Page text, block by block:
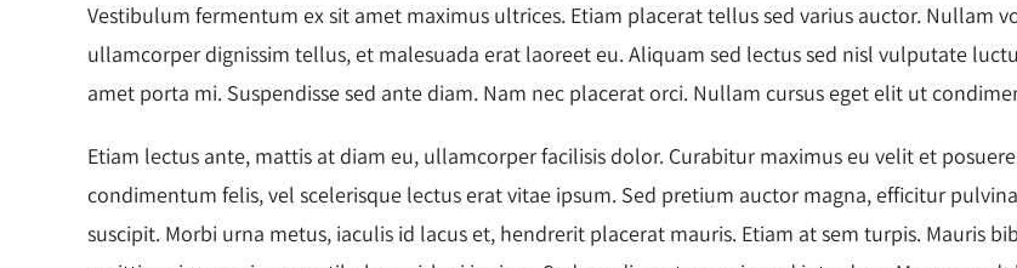
Vestibulum fermentum ex sit amet maximus ultrices. Etiam placerat tellus sed varius auctor. Nullam
ullamcorper dignissim tellus, et malesuada erat laoreet eu. Aliquam sed lectus sed nisl vulputate
amet porta mi. Suspendisse sed ante diam. Nam nec placerat orci. Nullam cursus eget elit ut
Etiam lectus ante, mattis at diam eu, ullamcorper facilisis dolor. Curabitur maximus eu velit et
condimentum felis, vel scelerisque lectus erat vitae ipsum. Sed pretium auctor magna, efficitur
suscipit. Morbi urna metus, iaculis id lacus et, hendrerit placerat mauris. Etiam at sem turpis. Mauris